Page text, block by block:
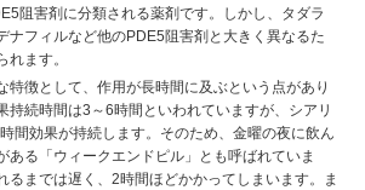
阻害剤に分類される薬剤です。しかし、タダラ
ナフィルなど他のPDE5阻害剤と大きく異なるた
れます。
特徴として、作用が長時間に及ぶという点があり
持続時間は3～6時間といわれていますが、シアリ
間効果が持続します。そのため、金曜の夜に飲ん
ある「ウィークエンドピル」とも呼ばれていま
るまでは遅く、2時間ほどかかってしまいます。ま